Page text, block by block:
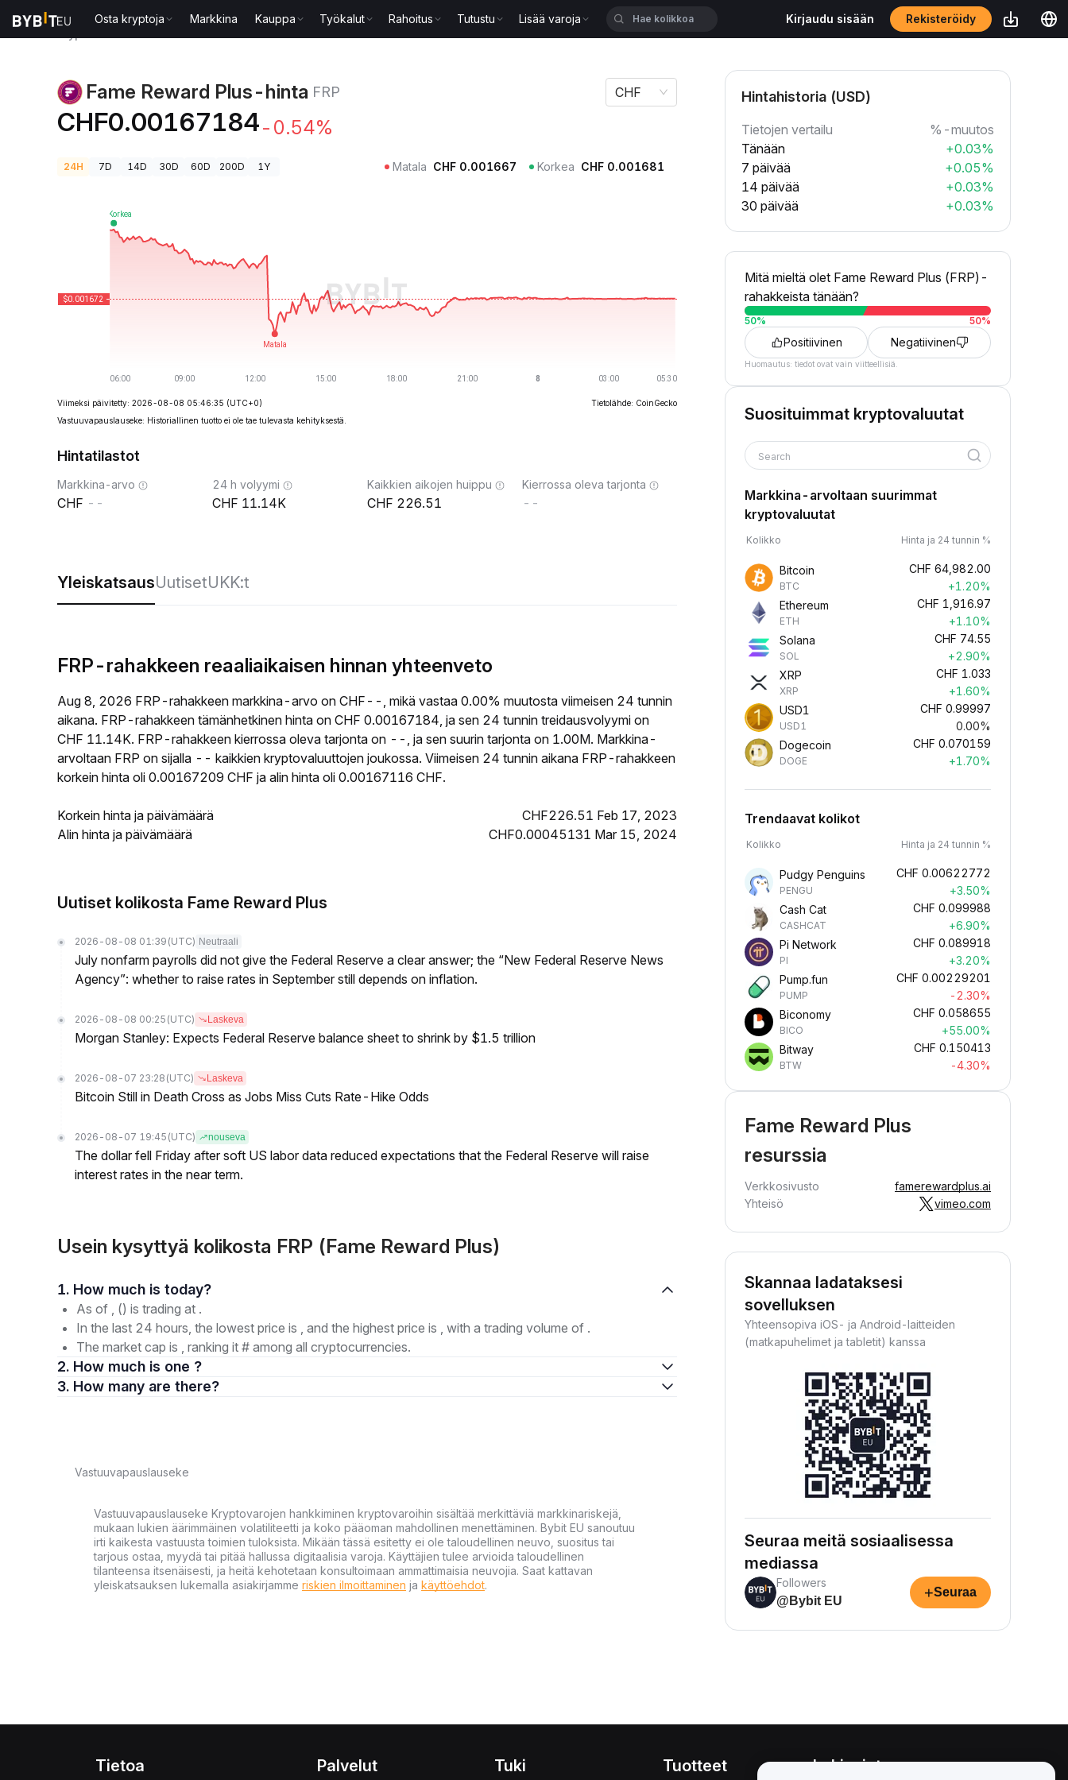
Osta kryptoja Markkina Kauppa Työkalut Rahoitus Tutustu Lisää varoja Kirjaudu sisään Rekisteröidy
Fame Reward Plus-hinta FRP
CHF0.00167184-0.54%
CHF
24H 7D 14D 30D 60D 200D 1Y Matala CHF 0.001667 Korkea CHF 0.001681
Viimeksi päivitetty: 2026-08-08 05:46:35 (UTC+0)
Tietolähde: CoinGecko
Vastuuvapauslauseke: Historiallinen tuotto ei ole tae tulevasta kehityksestä.
Hintatilastot
Markkina-arvo
--
24 h volyymi
11.14K
Kaikkien aikojen huippu
226.51
Kierrossa oleva tarjonta
--
YleiskatsausUutisetUKK:t
FRP-rahakkeen reaaliaikaisen hinnan yhteenveto
Aug 8, 2026 FRP-rahakkeen markkina-arvo on CHF--, mikä vastaa 0.00% muutosta viimeisen 24 tunnin
aikana. FRP-rahakkeen tämänhetkinen hinta on CHF 0.00167184, ja sen 24 tunnin treidausvolyymi on
CHF 11.14K. FRP-rahakkeen kierrossa oleva tarjonta on --, ja sen suurin tarjonta on 1.00M. Markkina-
arvoltaan FRP on sijalla -- kaikkien kryptovaluuttojen joukossa. Viimeisen 24 tunnin aikana FRP-rahakkeen
korkein hinta oli 0.00167209 CHF ja alin hinta oli 0.00167116 CHF.
Korkein hinta ja päivämäärä
CHF226.51 Feb 17, 2023
Alin hinta ja päivämäärä
CHF0.00045131 Mar 15, 2024
Uutiset kolikosta Fame Reward Plus
2026-08-08 01:39 (UTC) Neutraali
July nonfarm payrolls did not give the Federal Reserve a clear answer; the “New Federal Reserve News
Agency”: whether to raise rates in September still depends on inflation.
2026-08-08 00:25 (UTC) Laskeva
Morgan Stanley: Expects Federal Reserve balance sheet to shrink by $1.5 trillion
2026-08-07 23:28 (UTC) Laskeva
Bitcoin Still in Death Cross as Jobs Miss Cuts Rate-Hike Odds
2026-08-07 19:45 (UTC) nouseva
The dollar fell Friday after soft US labor data reduced expectations that the Federal Reserve will raise
interest rates in the near term.
Usein kysyttyä kolikosta FRP (Fame Reward Plus)
1. How much is today?
As of , () is trading at .
In the last 24 hours, the lowest price is , and the highest price is , with a trading volume of .
The market cap is , ranking it # among all cryptocurrencies.
2. How much is one ?
3. How many are there?
Vastuuvapauslauseke
Vastuuvapauslauseke Kryptovarojen hankkiminen kryptovaroihin sisältää merkittäviä markkinariskejä,
mukaan lukien äärimmäinen volatiliteetti ja koko pääoman mahdollinen menettäminen. Bybit EU sanoutuu
irti kaikesta vastuusta toimien tuloksista. Mikään tässä esitetty ei ole taloudellinen neuvo, suositus tai
tarjous ostaa, myydä tai pitää hallussa digitaalisia varoja. Käyttäjien tulee arvioida taloudellinen
tilanteensa itsenäisesti, ja heitä kehotetaan konsultoimaan ammattimaisia neuvojia. Saat kattavan
yleiskatsauksen lukemalla asiakirjamme riskien ilmoittaminen ja käyttöehdot.
Hintahistoria (USD)
Tietojen vertailu
%-muutos
Tänään
+0.03%
7 päivää
+0.05%
14 päivää
+0.03%
30 päivää
+0.03%
Mitä mieltä olet Fame Reward Plus (FRP)-
rahakkeista tänään?
50% 50%
Positiivinen Negatiivinen
Huomautus: tiedot ovat vain viitteellisiä.
Suosituimmat kryptovaluutat
Search
Markkina-arvoltaan suurimmat
kryptovaluutat
Kolikko Hinta ja 24 tunnin %
Bitcoin
BTC
CHF 64,982.00
+1.20%
Ethereum
ETH
CHF 1,916.97
+1.10%
Solana
SOL
CHF 74.55
+2.90%
XRP
XRP
CHF 1.033
+1.60%
USD1
USD1
CHF 0.99997
0.00%
Dogecoin
DOGE
CHF 0.070159
+1.70%
Trendaavat kolikot
Kolikko Hinta ja 24 tunnin %
Pudgy Penguins
PENGU
CHF 0.00622772
+3.50%
Cash Cat
CASHCAT
CHF 0.099988
+6.90%
Pi Network
PI
CHF 0.089918
+3.20%
Pump.fun
PUMP
CHF 0.00229201
-2.30%
Biconomy
BICO
CHF 0.058655
+55.00%
Bitway
BTW
CHF 0.150413
-4.30%
Fame Reward Plus
resurssia
Verkkosivusto
famerewardplus.ai
Yhteisö
vimeo.com
Skannaa ladataksesi
sovelluksen
Yhteensopiva iOS- ja Android-laitteiden
(matkapuhelimet ja tabletit) kanssa
Seuraa meitä sosiaalisessa
mediassa
Followers
@Bybit EU
+Seuraa
Tietoa Palvelut Tuki Tuotteet Lakiasiat